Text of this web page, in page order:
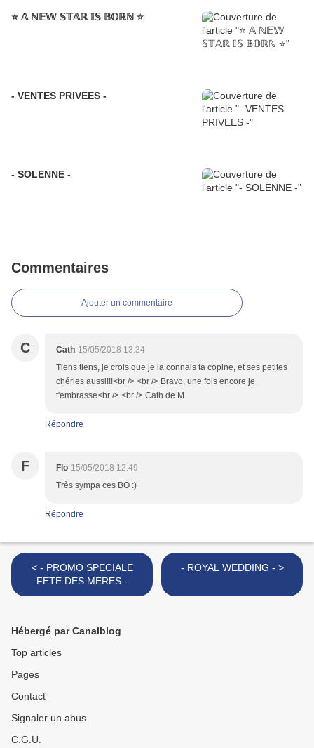
⭐️ 𝔸 ℕ𝔼𝕎 𝕊𝕋𝔸ℝ 𝕀𝕊 𝔹𝕆ℝℕ ⭐️
- VENTES PRIVEES -
- SOLENNE -
Commentaires
Ajouter un commentaire
C Cath 15/05/2018 13:34
Tiens tiens, je crois que je la connais ta copine, et ses petites
chéries aussi!!!<br /> <br /> Bravo, une fois encore je
t'embrasse<br /> <br /> Cath de M
Répondre
F Flo 15/05/2018 12:49
Très sympa ces BO :)
Répondre
< - PROMO SPECIALE
FETE DES MERES -
- ROYAL WEDDING - >
Hébergé par Canalblog
Top articles
Pages
Contact
Signaler un abus
C.G.U.